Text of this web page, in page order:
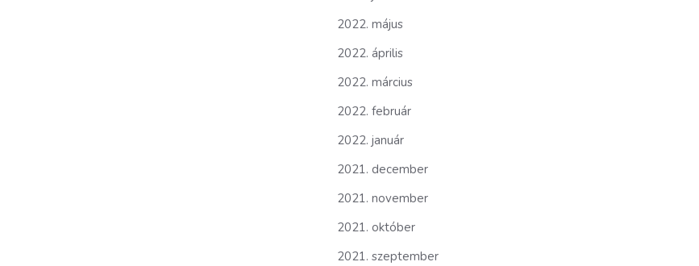
2022. május
2022. április
2022. március
2022. február
2022. január
2021. december
2021. november
2021. október
2021. szeptember